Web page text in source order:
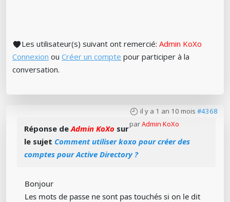
Les utilisateur(s) suivant ont remercié: Admin KoXo
Connexion ou Créer un compte pour participer à la
conversation.
il y a 1 an 10 mois #4368
parAdmin KoXo
Réponse deAdmin KoXo sur
le sujet Comment utiliser koxo pour créer des
comptes pour Active Directory ?
Bonjour
Les mots de passe ne sont pas touchés si on le dit